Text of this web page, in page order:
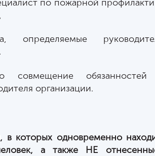
по пожарной
определяемые
совмещение
организации.
в которых одновременно
, а также НЕ